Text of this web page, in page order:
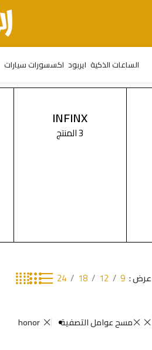
الساعات الذكية ايربود اكسسورات سيارات
INFINX
3 المنتج
عرض 9
12
18
24
مسح عوامل التصفية honor